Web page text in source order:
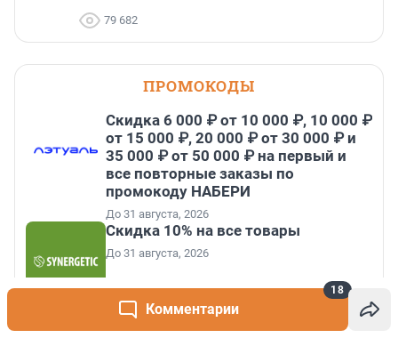
Комментарии
18
79 682
ПРОМОКОДЫ
Скидка 6 000 ₽ от 10 000 ₽, 10 000 ₽
от 15 000 ₽, 20 000 ₽ от 30 000 ₽ и
35 000 ₽ от 50 000 ₽ на первый и
все повторные заказы по
промокоду НАБЕРИ
До 31 августа, 2026
Скидка 10% на все товары
До 31 августа, 2026
Скидка 50% от 800 ₽ на первый
заказ, максимальная скидка 600 ₽